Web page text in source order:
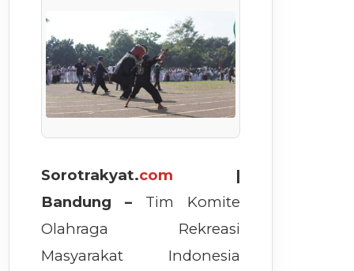
Sorotrakyat.com |
Bandung – Tim Komite
Olahraga Rekreasi
Masyarakat Indonesia